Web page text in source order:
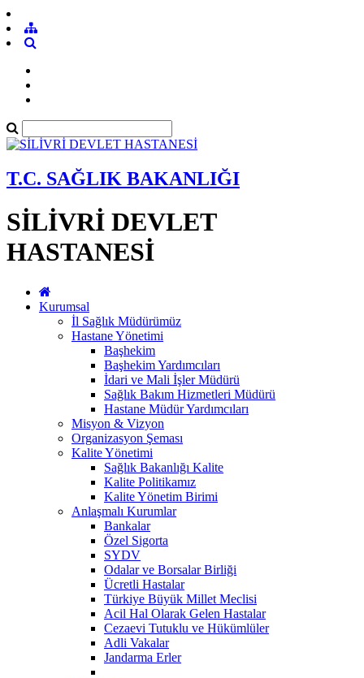
T.C. SAĞLIK BAKANLIĞI
SİLİVRİ DEVLET
HASTANESİ
Kurumsal
İl Sağlık Müdürümüz
Hastane Yönetimi
Başhekim
Başhekim Yardımcıları
İdari ve Mali İşler Müdürü
Sağlık Bakım Hizmetleri Müdürü
Hastane Müdür Yardımcıları
Misyon & Vizyon
Organizasyon Şeması
Kalite Yönetimi
Sağlık Bakanlığı Kalite
Kalite Politikamız
Kalite Yönetim Birimi
Anlaşmalı Kurumlar
Bankalar
Özel Sigorta
SYDV
Odalar ve Borsalar Birliği
Ücretli Hastalar
Türkiye Büyük Millet Meclisi
Acil Hal Olarak Gelen Hastalar
Cezaevi Tutuklu ve Hükümlüler
Adli Vakalar
Jandarma Erler